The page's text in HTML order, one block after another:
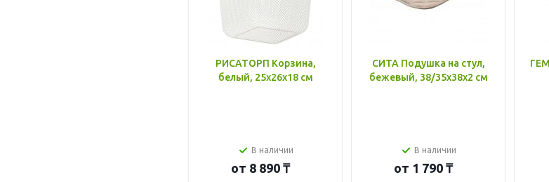
РИСАТОРП Корзина,
белый, 25x26x18 см
В наличии
от 8 890 ₸
СИТА Подушка на стул,
бежевый, 38/35x38x2 см
В наличии
от 1 790 ₸